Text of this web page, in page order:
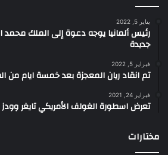
يناير 5, 2022
رئيس ألمانيا يوجه دعوة إلى الملك
جديدة
فبراير 5, 2022
تم انقاد ريان المعجزة بعد خمسة ايام من
فبراير 24, 2021
تعرض اسطورة الغولف الأمريكي تايغر
مختارات